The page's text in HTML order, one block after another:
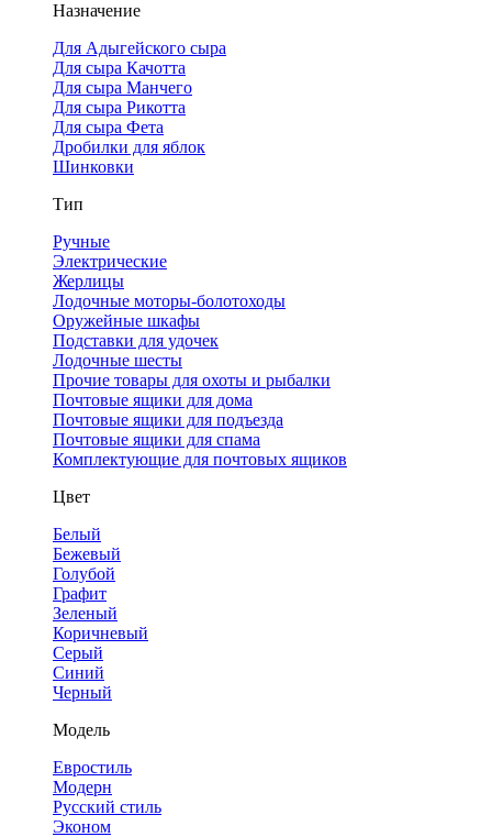
Назначение
Для Адыгейского сыра
Для сыра Качотта
Для сыра Манчего
Для сыра Рикотта
Для сыра Фета
Дробилки для яблок
Шинковки
Тип
Ручные
Электрические
Жерлицы
Лодочные моторы-болотоходы
Оружейные шкафы
Подставки для удочек
Лодочные шесты
Прочие товары для охоты и рыбалки
Почтовые ящики для дома
Почтовые ящики для подъезда
Почтовые ящики для спама
Комплектующие для почтовых ящиков
Цвет
Белый
Бежевый
Голубой
Графит
Зеленый
Коричневый
Серый
Синий
Черный
Модель
Евростиль
Модерн
Русский стиль
Эконом